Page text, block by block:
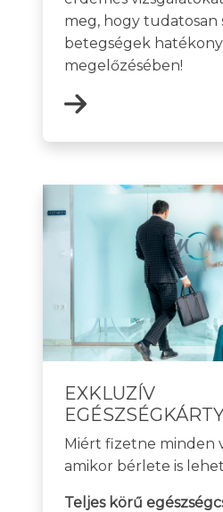
meg, hogy tudatosan
betegségek hatékony
megelőzésében!
EXKLUZÍV
Miért fizetne minden
amikor bérlete is
Teljes körű